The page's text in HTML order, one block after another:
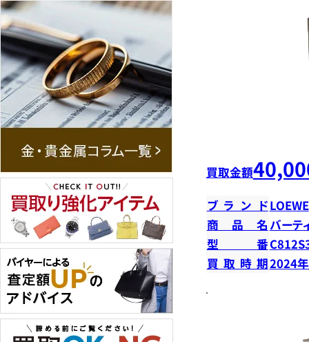
買取金額
ブランドLOEWE
商品名 バーテ
型番
買取時期2024